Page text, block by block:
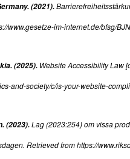
(2021).
www.gesetze-im-internet.de/bfsg/
(2025). Website Accessibility Law
and-society/c/is-your-website-
(2023).Lag (2023:254) om vissa
Retrieved from https://